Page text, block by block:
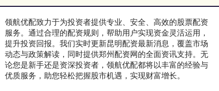
领航优配致力于为投资者提供专业、安全、高效的股票配资
服务。通过合理的配资规则，帮助用户实现资金灵活运用，
提升投资回报。我们实时更新昆明配资最新消息，覆盖市场
动态与政策解读，同时提供郑州配资网的全面资讯支持。无
论您是新手还是资深投资者，领航优配都将以丰富的经验与
优质服务，助您轻松把握股市机遇，实现财富增长。